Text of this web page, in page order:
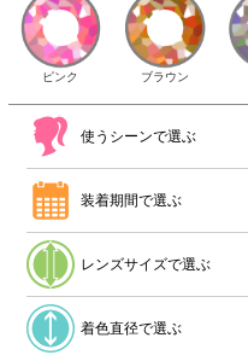
ピンク ブラウン
使うシーンで選ぶ
装着期間で選ぶ
レンズサイズで選ぶ
着色直径で選ぶ